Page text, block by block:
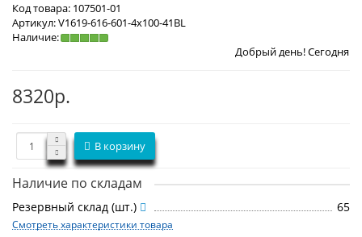
Код товара: 107501-01
Артикул:V1619-616-601-4x100-41BL
Наличие:
Добрый день! СегодняЧетверг 6
8320р.
В корзину
Наличие по складам
Резервный склад (шт.) 65
Смотреть характеристики товара